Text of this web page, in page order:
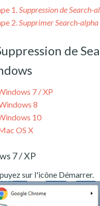
1.Suppression de Search-
2.Supprimer Search-
de
7 / XP
8
10
OS X
7 / XP
sur l'icône Démarrer.